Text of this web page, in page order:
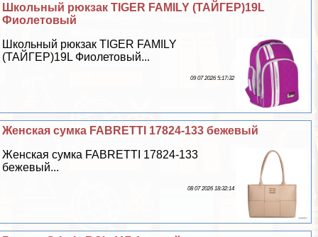
Школьный рюкзак TIGER FAMILY (ТАЙГЕР)19L
Фиолетовый
Школьный рюкзак TIGER FAMILY
(ТАЙГЕР)19L Фиолетовый...
09 07 2026 5:17:32
Женская сумка FABRETTI 17824-133 бежевый
Женская сумка FABRETTI 17824-133
бежевый...
08 07 2026 18:32:14